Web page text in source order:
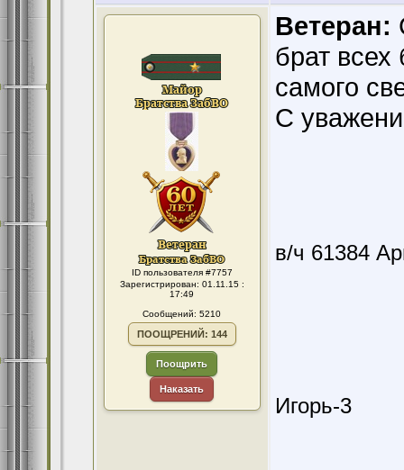
ID пользователя #7757
Зарегистрирован: 01.11.15 :
17:49
Сообщений: 5210
ПООЩРЕНИЙ: 144
Поощрить
Наказать
Ветеран:
брат всех
самого
С
в/ч 61384
Игорь-3